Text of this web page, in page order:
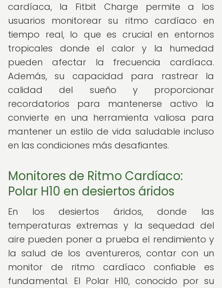
cardíaca, la Fitbit Charge permite a los
usuarios monitorear su ritmo cardíaco en
tiempo real, lo que es crucial en entornos
tropicales donde el calor y la humedad
pueden afectar la frecuencia cardíaca.
Además, su capacidad para rastrear la
calidad del sueño y proporcionar
recordatorios para mantenerse activo la
convierte en una herramienta valiosa para
mantener un estilo de vida saludable incluso
en las condiciones más desafiantes.
Monitores de Ritmo Cardíaco:
Polar H10 en desiertos áridos
En los desiertos áridos, donde las
temperaturas extremas y la sequedad del
aire pueden poner a prueba el rendimiento y
la salud de los aventureros, contar con un
monitor de ritmo cardíaco confiable es
fundamental. El Polar H10, conocido por su